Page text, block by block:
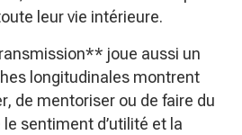
leur vie intérieure.
joue aussi un
longitudinales montrent
de mentoriser ou de faire du
sentiment d’utilité et la